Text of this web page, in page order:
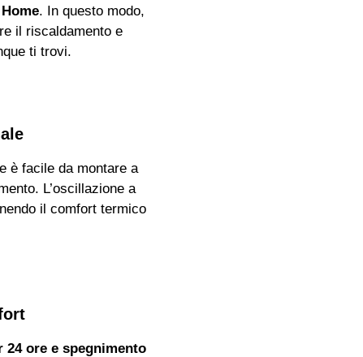
. In questo modo,
il riscaldamento e
ti trovi.
è facile da montare a
L’oscillazione a
il comfort termico
ore e spegnimento